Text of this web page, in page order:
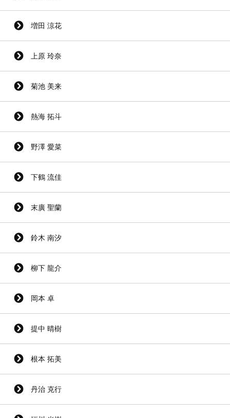
増田 涼花
上原 玲奈
菊池 美来
熱海 拓斗
野澤 愛菜
下鶴 流佳
末廣 聖蘭
鈴木 南汐
柳下 龍介
岡本 卓
提中 晴樹
根本 拓美
丹治 克行